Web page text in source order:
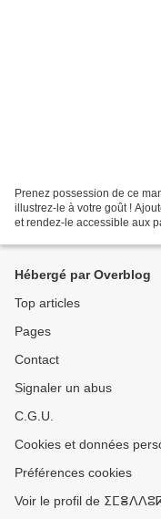
Prenez possession de ce
illustrez-le à votre goût !
et rendez-le accessible aux
Hébergé par Overblog
Top articles
Pages
Contact
Signaler un abus
C.G.U.
Cookies et données
Préférences cookies
Voir le profil de